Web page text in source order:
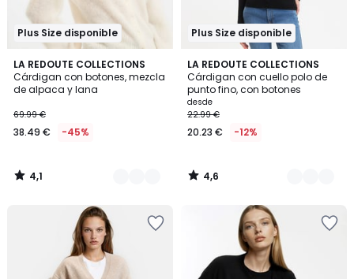
Plus Size disponible
LA REDOUTE COLLECTIONS
Cárdigan con botones, mezcla
de alpaca y lana
69.99 €
38.49 € -45%
4,1
/ 5
2
Colores
4,1
/
Plus Size disponible
LA REDOUTE COLLECTIONS
Cárdigan con cuello polo de
punto fino, con botones
desde
22.99 €
20.23 € -12%
4,6
/ 5
2
Colores
4,6
/